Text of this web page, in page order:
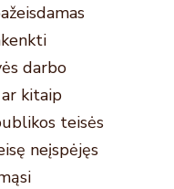
darbo
kitaip
teisės
neįspėjęs